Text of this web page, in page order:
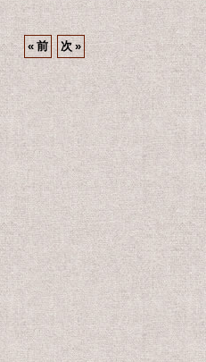
« 前 次 »